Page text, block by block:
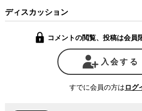
た。国内的にも長い年月をかけてアメリカ
も20年～30年分は巻き戻すような政策を次
こうした政策選択は一部の有権者には受
メリカに利益をもたらす可能性もある。し
会におけるアメリカの地位を低下させ、ア
たらすことになりかねない、危ないものば
ディスカッション
コメントの閲覧、投稿は会員
入会する
すでに会員の方は ログ